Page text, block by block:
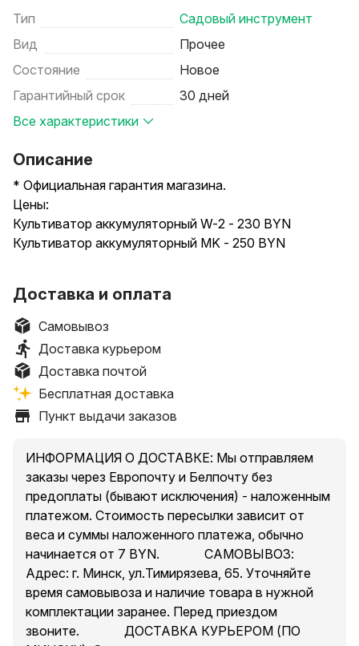
Тип
Садовый инструмент
Вид
Прочее
Состояние
Новое
Гарантийный срок
30 дней
Все характеристики
Описание
* Официальная гарантия магазина.
Цены:
Культиватор аккумуляторный W-2 - 230 BYN
Культиватор аккумуляторный MK - 250 BYN
отличаются шириной обработки
Культиватор ручной аккумуляторный с
телескопической ручкой и 4-мя лезвиями MK Pro + 2
АКБ и ЗУ.
————————————————————
Доставка по РБ: Европочта / Белпочта
Самовывоз: г.Минск ул.Тимирязева, 65
* время самовывоза и наличие уточняйте
Доставка по Минску от 3 BYN, зависит от
удаленности от нашего склада (при сумме заказа не
менее 50 BYN)
————————————————————
Аккумуляторный садовый культиватор с четырьмя
острыми ножами идеально подходит для обработки
почвы. Легкий и компактный, он удобно управляется
даже в ограниченном пространстве. Аккумулятор
Доставка и оплата
Самовывоз
Доставка курьером
Доставка почтой
Бесплатная доставка
Пункт выдачи заказов
ИНФОРМАЦИЯ О ДОСТАВКЕ: Мы отправляем
заказы через Европочту и Белпочту без
предоплаты (бывают исключения) - наложенным
платежом. Стоимость пересылки зависит от
веса и суммы наложенного платежа, обычно
начинается от 7 BYN. ⠀⠀⠀⠀ САМОВЫВОЗ:
Адрес: г. Минск, ул.Тимирязева, 65. Уточняйте
время самовывоза и наличие товара в нужной
комплектации заранее. Перед приездом
звоните. ⠀⠀⠀⠀ ДОСТАВКА КУРЬЕРОМ (ПО